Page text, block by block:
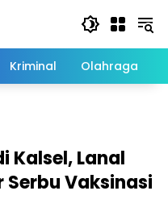
Kriminal Olahraga
Kalsel, Lanal
Vaksinasi